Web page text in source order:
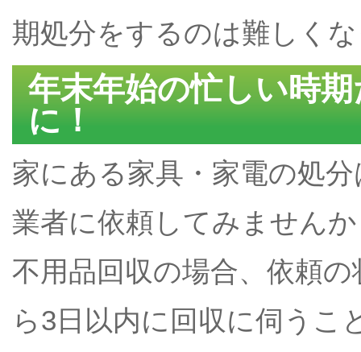
期処分をするのは難しく
年末年始の忙しい時
に！
家にある家具・家電の処
業者に依頼してみません
不用品回収の場合、依頼
ら3日以内に回収に伺うこ